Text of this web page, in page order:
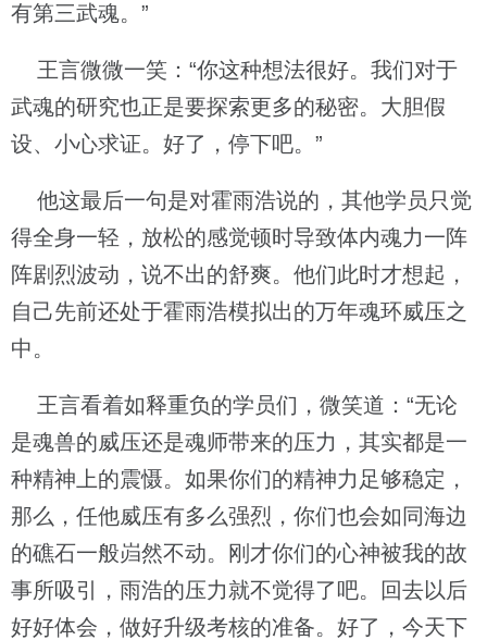
有第三武魂。”
王言微微一笑：“你这种想法很好。我们对于
武魂的研究也正是要探索更多的秘密。大胆假
设、小心求证。好了，停下吧。”
他这最后一句是对霍雨浩说的，其他学员只觉
得全身一轻，放松的感觉顿时导致体内魂力一阵
阵剧烈波动，说不出的舒爽。他们此时才想起，
自己先前还处于霍雨浩模拟出的万年魂环威压之
中。
王言看着如释重负的学员们，微笑道：“无论
是魂兽的威压还是魂师带来的压力，其实都是一
种精神上的震慑。如果你们的精神力足够稳定，
那么，任他威压有多么强烈，你们也会如同海边
的礁石一般岿然不动。刚才你们的心神被我的故
事所吸引，雨浩的压力就不觉得了吧。回去以后
好好体会，做好升级考核的准备。好了，今天下